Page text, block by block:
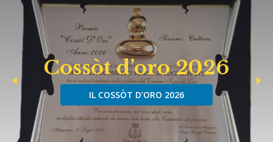
Cossòt d’oro 2026
IL COSSÒT D’ORO 2026